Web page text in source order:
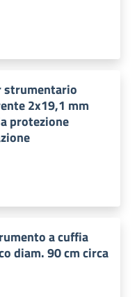
strumentario
2x19,1 mm
protezione
a cuffia
diam. 90 cm circa